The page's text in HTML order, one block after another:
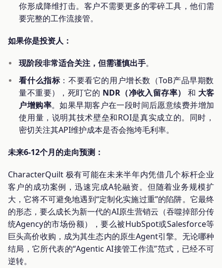
你形成降维打击。客户不需要更多的零碎工具，他们需
要完整的工作流接管。
如果你是投资人：
现阶段非常适合关注，但需谨慎出手。
看什么指标：不要看它的用户增长数（ToB产品早期数
量不重要），死盯它的 NDR（净收入留存率） 和 大客
户增购率。如果早期客户在一段时间后愿意续费并增加
使用量，说明其技术壁垒和ROI是真实成立的。同时，
密切关注其API维护成本是否会拖垮毛利率。
未来6-12个月的走向预测：
CharacterQuilt 极有可能在未来半年内凭借几个标杆企业
客户的成功案例，迅速完成A轮融资。但随着业务规模扩
大，它将不可避免地遇到“定制化实施过重”的陷阱。它最终
的形态，要么成长为新一代的AI原生营销云（吞噬掉部分传
统Agency的市场份额），要么被HubSpot或Salesforce等
巨头高价收购，成为其生态内的原生Agent引擎。无论哪种
结局，它所代表的“Agentic AI接管工作流”范式，已经不可
逆转。